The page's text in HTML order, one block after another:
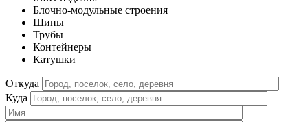
Блочно-модульные строения
Шины
Трубы
Контейнеры
Катушки
Откуда
Куда